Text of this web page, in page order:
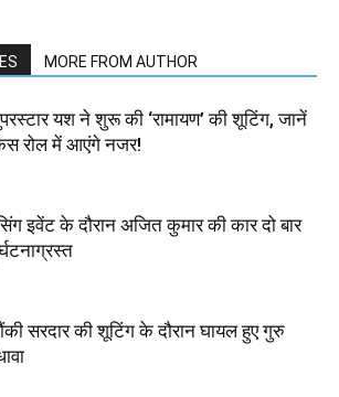
MORE FROM AUTHOR
यश ने शुरू की ‘रामायण’ की शूटिंग, जानें
रोल में आएंगे नजर!
इवेंट के दौरान अजित कुमार की कार दो बार
सरदार की शूटिंग के दौरान घायल हुए गुरु